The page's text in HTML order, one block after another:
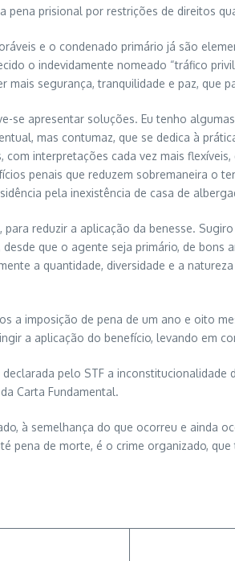
prisional por restrições de direitos
e o condenado primário já são
o indevidamente nomeado “tráfico
segurança, tranquilidade e paz, que
se apresentar soluções. Eu tenho
mas contumaz, que se dedica à
interpretações cada vez mais
penais que reduzem sobremaneira o
pela inexistência de casa de
reduzir a aplicação da benesse.
que o agente seja primário, de
a quantidade, diversidade e a
a imposição de pena de um ano e oito
a aplicação do benefício, levando em
pelo STF a
Carta Fundamental.
à semelhança do que ocorreu e ainda
pena de morte, é o crime organizado,